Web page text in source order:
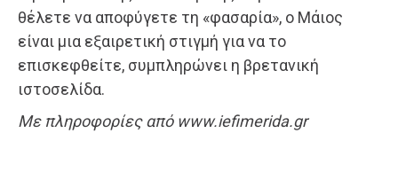
θέλετε να αποφύγετε τη «φασαρία», ο Μάιος
είναι μια εξαιρετική στιγμή για να το
επισκεφθείτε, συμπληρώνει η βρετανική
ιστοσελίδα.
Με πληροφορίες από www.iefimerida.gr